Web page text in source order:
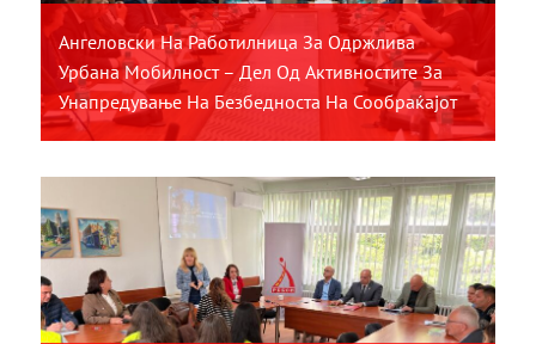
Ангеловски На Работилница За Одржлива
Урбана Мобилност – Дел Од Активностите За
Унапредување На Безбедноста На Сообраќајот